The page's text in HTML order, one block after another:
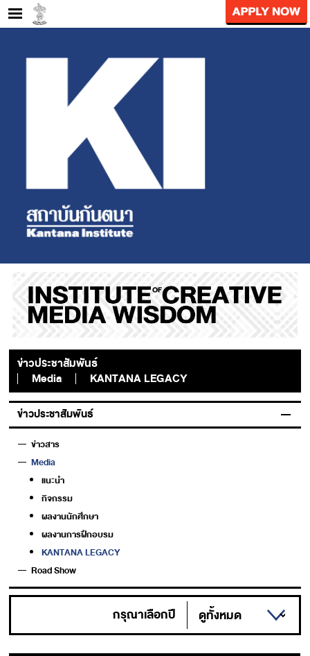
ข่าวประชาสัมพันธ์
Media
KANTANA LEGACY
ข่าวประชาสัมพันธ์
ข่าวสาร
Media
แนะนำ
กิจกรรม
ผลงานนักศึกษา
ผลงานการฝึกอบรม
KANTANA LEGACY
Road Show
กรุณาเลือกปี